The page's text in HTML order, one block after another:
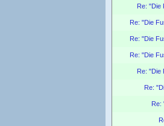
Re: "Die
Re: "Die
Re: "Die
Re: "Die
Re: "Die
Re:
Re: